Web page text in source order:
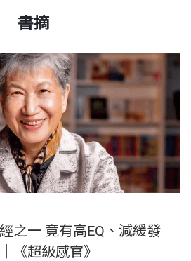
家》編輯
感知這個世界的方式，真是令
狹隘了，應當是說：令我大開
Hooper），《超人類》作者
新聞記者、暢銷書作家，擁有
歷超過二十年。目前受聘於英
撰稿人。
新科普讀物，另著有心理勵志
少年小說《Here Lie the Secret
I》、以及四本兒童讀物。獲
國醫學記者協會的年度專題
新聞記者獎、澳洲雜誌業貝爾
在線新聞最佳報導獎。
BWS181
天下文化
軟皮精裝
14.8×21cm
書摘
之一 竟有高EQ、減緩發
《超級感官》